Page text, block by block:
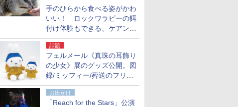
手のひらから食べる姿がかわ
いい！ ロックワラビーの餌
付け体験もできる、ケアンズ
でアサートン高原の日本語ガ
イド付きツアーに参加してみ
た
話題
フェルメール《真珠の耳飾り
の少女》展のグッズ公開。図
録/ミッフィー/葬送のフリー
レンほか、注目ブランドコラ
ボが実現
お出かけ
「Reach for the Stars」公演